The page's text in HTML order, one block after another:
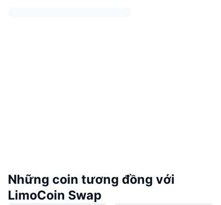
Những coin tương đồng với
LimoCoin Swap